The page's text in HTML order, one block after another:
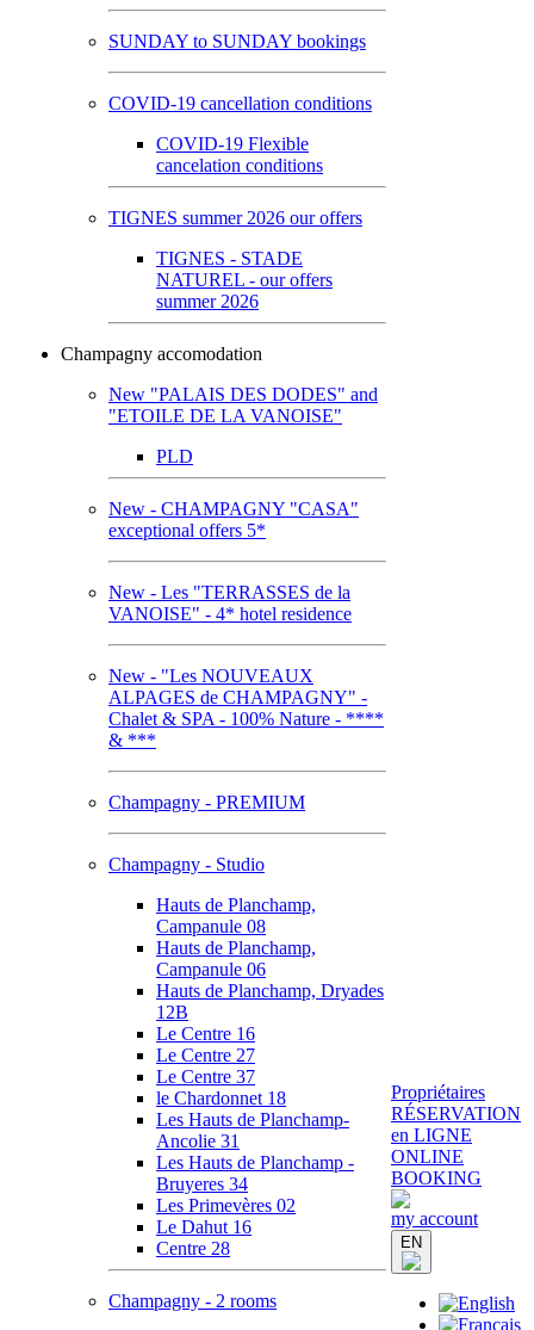
SUNDAY to SUNDAY bookings
COVID-19 cancellation conditions
COVID-19 Flexible
cancelation conditions
TIGNES summer 2026 our offers
TIGNES - STADE
NATUREL - our offers
summer 2026
Champagny accomodation
New "PALAIS DES DODES" and
"ETOILE DE LA VANOISE"
PLD
New - CHAMPAGNY "CASA"
exceptional offers 5*
New - Les "TERRASSES de la
VANOISE" - 4* hotel residence
New - "Les NOUVEAUX
ALPAGES de CHAMPAGNY" -
Chalet & SPA - 100% Nature - ****
& ***
Champagny - PREMIUM
Champagny - Studio
Hauts de Planchamp,
Campanule 08
Hauts de Planchamp,
Campanule 06
Hauts de Planchamp, Dryades
12B
Le Centre 16
Le Centre 27
Le Centre 37
le Chardonnet 18
Les Hauts de Planchamp-
Ancolie 31
Les Hauts de Planchamp -
Bruyeres 34
Les Primevères 02
Le Dahut 16
Centre 28
Champagny - 2 rooms
Propriétaires
RÉSERVATION
en LIGNE
ONLINE
BOOKING
my account
EN